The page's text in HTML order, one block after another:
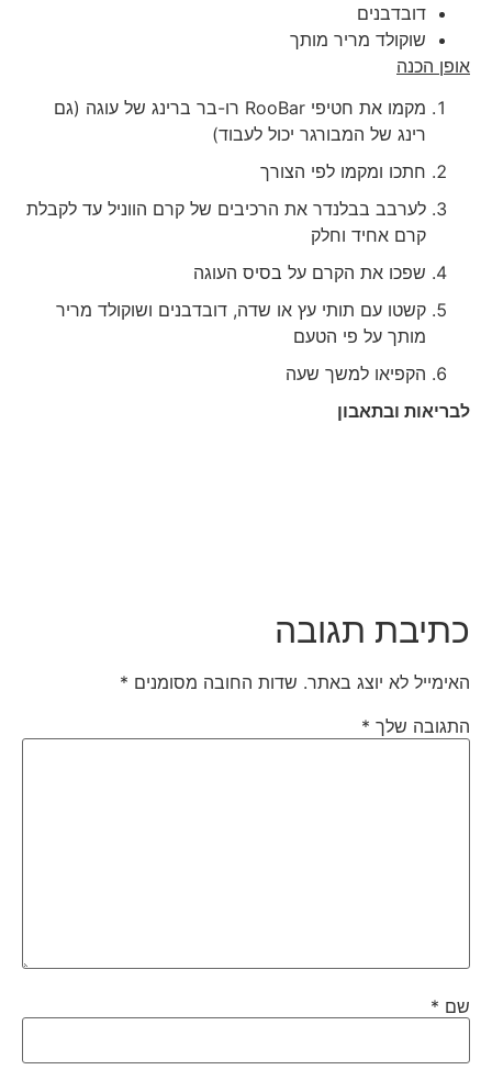
דובדבנים
שוקולד מריר מותך
אופן הכנה
מקמו את חטיפי RooBar רו-בר ברינג של עוגה (גם
רינג של המבורגר יכול לעבוד)
חתכו ומקמו לפי הצורך
לערבב בבלנדר את הרכיבים של קרם הווניל עד לקבלת
קרם אחיד וחלק
שפכו את הקרם על בסיס העוגה
קשטו עם תותי עץ או שדה, דובדבנים ושוקולד מריר
מותך על פי הטעם
הקפיאו למשך שעה
לבריאות ובתאבון
כתיבת תגובה
האימייל לא יוצג באתר. שדות החובה מסומנים*
התגובה שלך*
שם*